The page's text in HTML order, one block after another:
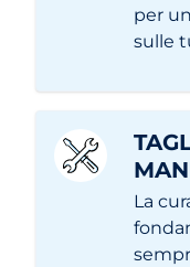
per
sulle
La